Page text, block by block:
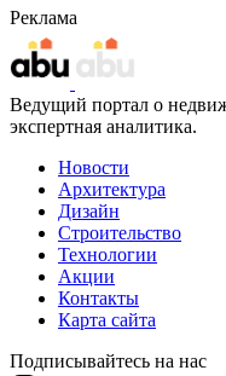
Реклама
Ведущий портал о
экспертная аналитика.
Новости
Архитектура
Дизайн
Строительство
Технологии
Акции
Контакты
Карта сайта
Подписывайтесь на нас